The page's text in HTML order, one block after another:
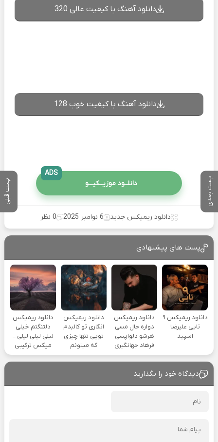
پست بعدی پست قبلی
دانلود آهنگ با کیفیت عالی 320
دانلود آهنگ با کیفیت خوب 128
دانلــود موزیــکیـــو
ADS
دانلود ریمیکس جدید 6 نوامبر 2025 0 نظر
پست های پیشنهادی
دانلود ریمیکس ۹
تایی علیرضا
اسپید
دانلود ریمیکس
دواره حال مسی
هرشو دلواپسی
فرهاد جهانگیری
دانلود ریمیکس
انگاری تو کالبدم
تویی تنها چیزی
که میتونم
دانلود ریمیکس
دلتنگتم خیلی
لیلی لیلی لیلی _
میکس ترکیبی
دیدگاه خود را بگذارید